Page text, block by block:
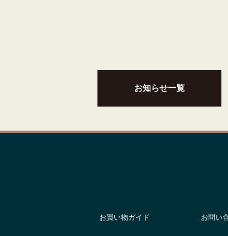
お知らせ一覧
お買い物ガイド お問い